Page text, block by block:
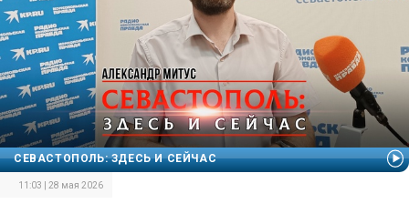
СЕВАСТОПОЛЬ: ЗДЕСЬ И СЕЙЧАС
11:03 | 28 мая 2026